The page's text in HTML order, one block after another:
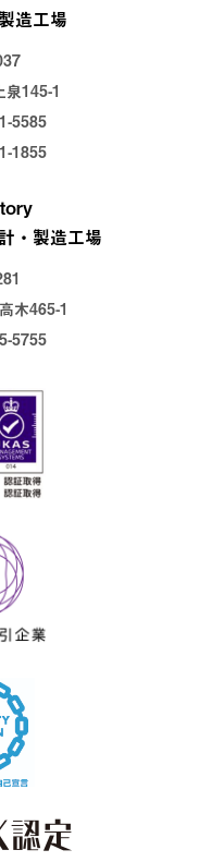
造工場
泉145-1
5585
1855
・製造工場
木465-1
5755